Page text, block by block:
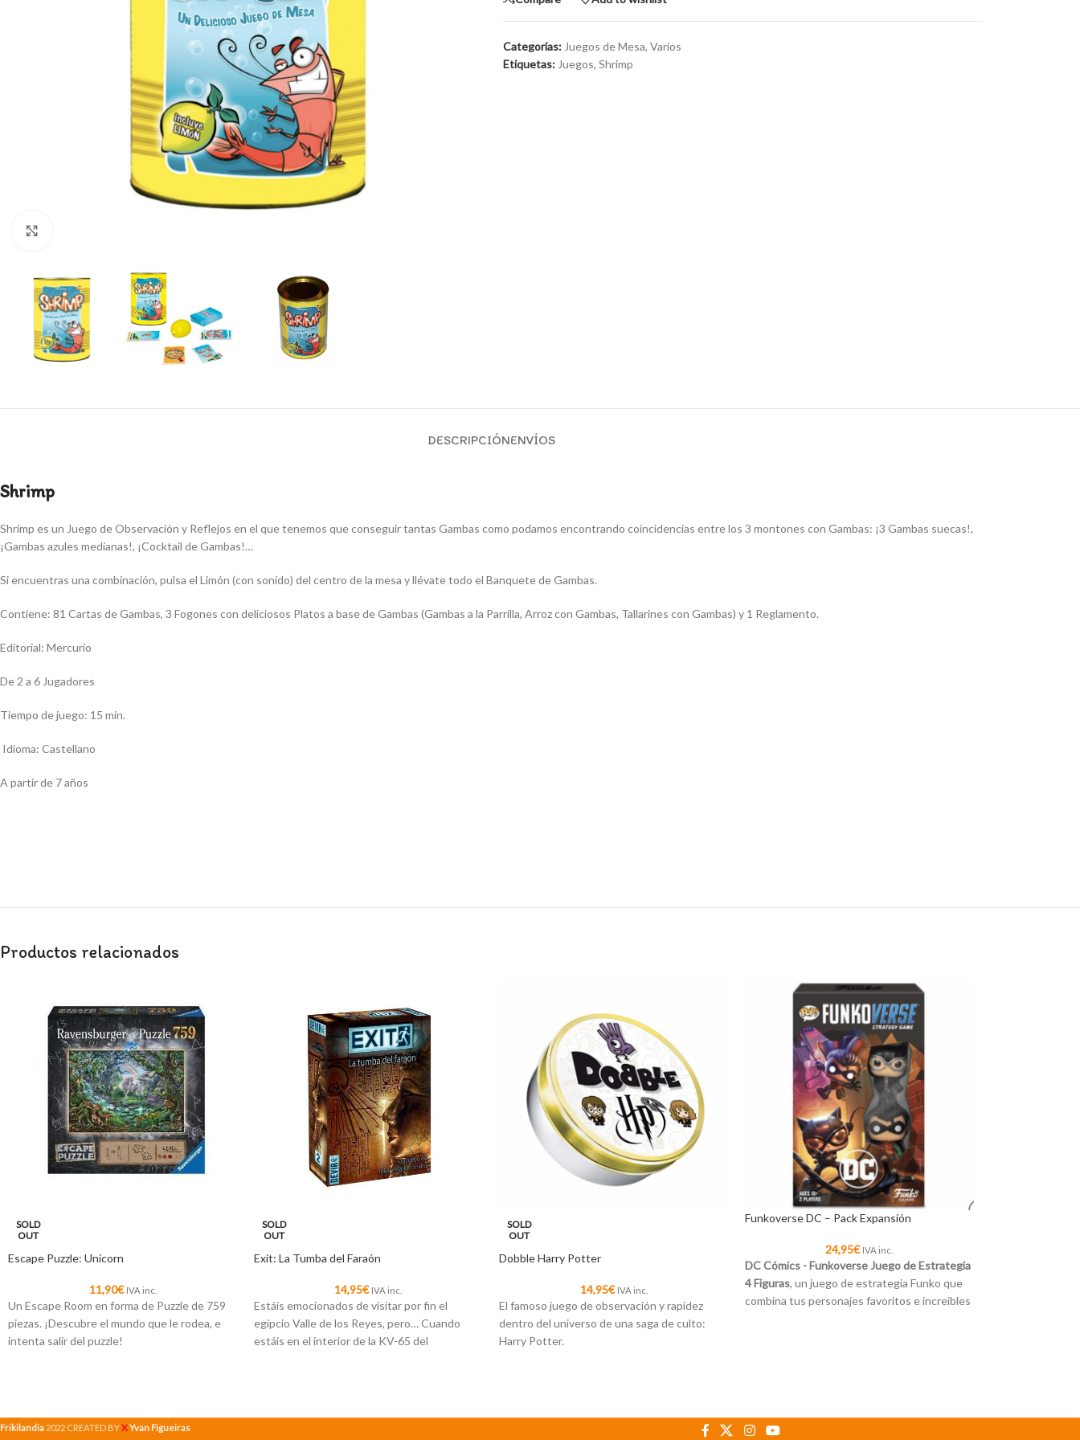
Categorías: Juegos de Mesa, Varios
Etiquetas: Juegos, Shrimp
DESCRIPCIÓNENVÍOS
Shrimp
Shrimp es un Juego de Observación y Reflejos en el que tenemos que conseguir tantas Gambas como podamos encontrando coincidencias entre los 3 montones con Gambas: ¡3 Gambas suecas!,
¡Gambas azules medianas!, ¡Cocktail de Gambas!…
Si encuentras una combinación, pulsa el Limón (con sonido) del centro de la mesa y llévate todo el Banquete de Gambas.
Contiene: 81 Cartas de Gambas, 3 Fogones con deliciosos Platos a base de Gambas (Gambas a la Parrilla, Arroz con Gambas, Tallarines con Gambas) y 1 Reglamento.
Editorial: Mercurio
De 2 a 6 Jugadores
Tiempo de juego: 15 min.
Idioma: Castellano
A partir de 7 años
Productos relacionados
SOLD
OUT
Escape Puzzle: Unicorn
11,90€ IVA inc.
Un Escape Room en forma de Puzzle de 759
piezas. ¡Descubre el mundo que le rodea, e
intenta salir del puzzle!
SOLD
OUT
Exit: La Tumba del Faraón
14,95€ IVA inc.
Estáis emocionados de visitar por fin el
egipcio Valle de los Reyes, pero… Cuando
estáis en el interior de la KV-65 del
SOLD
OUT
Dobble Harry Potter
14,95€ IVA inc.
El famoso juego de observación y rapidez
dentro del universo de una saga de culto:
Harry Potter.
hasta Hermione Granger, el basilisco o, por
Funkoverse DC – Pack Expansión
24,95€ IVA inc.
DC Cómics - Funkoverse Juego de Estrategia
4 Figuras, un juego de estrategia Funko que
combina tus personajes favoritos e increíbles
Frikilandia 2022 CREATED BYXYvan Figueiras